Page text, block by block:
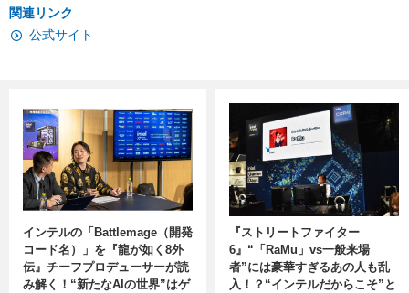
関連リンク
公式サイト
インテルの「Battlemage（開発
コード名）」を『龍が如く8外
伝』チーフプロデューサーが読
み解く！“新たなAIの世界”はゲ
『ストリートファイター
6』“「RaMu」vs一般来場
者”には豪華すぎるあの人も乱
入！？“インテルだからこそ”と